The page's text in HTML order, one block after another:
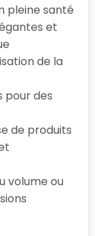
pleine santé
et
de la
pour des
de produits
volume ou